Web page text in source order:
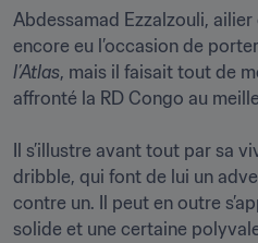
Abdessamad Ezzalzouli, ailier
encore eu l’occasion de
l’Atlas, mais il faisait tout de
affronté la RD Congo au
Il s’illustre avant tout par sa
dribble, qui font de lui un
contre un. Il peut en outre
solide et une certaine